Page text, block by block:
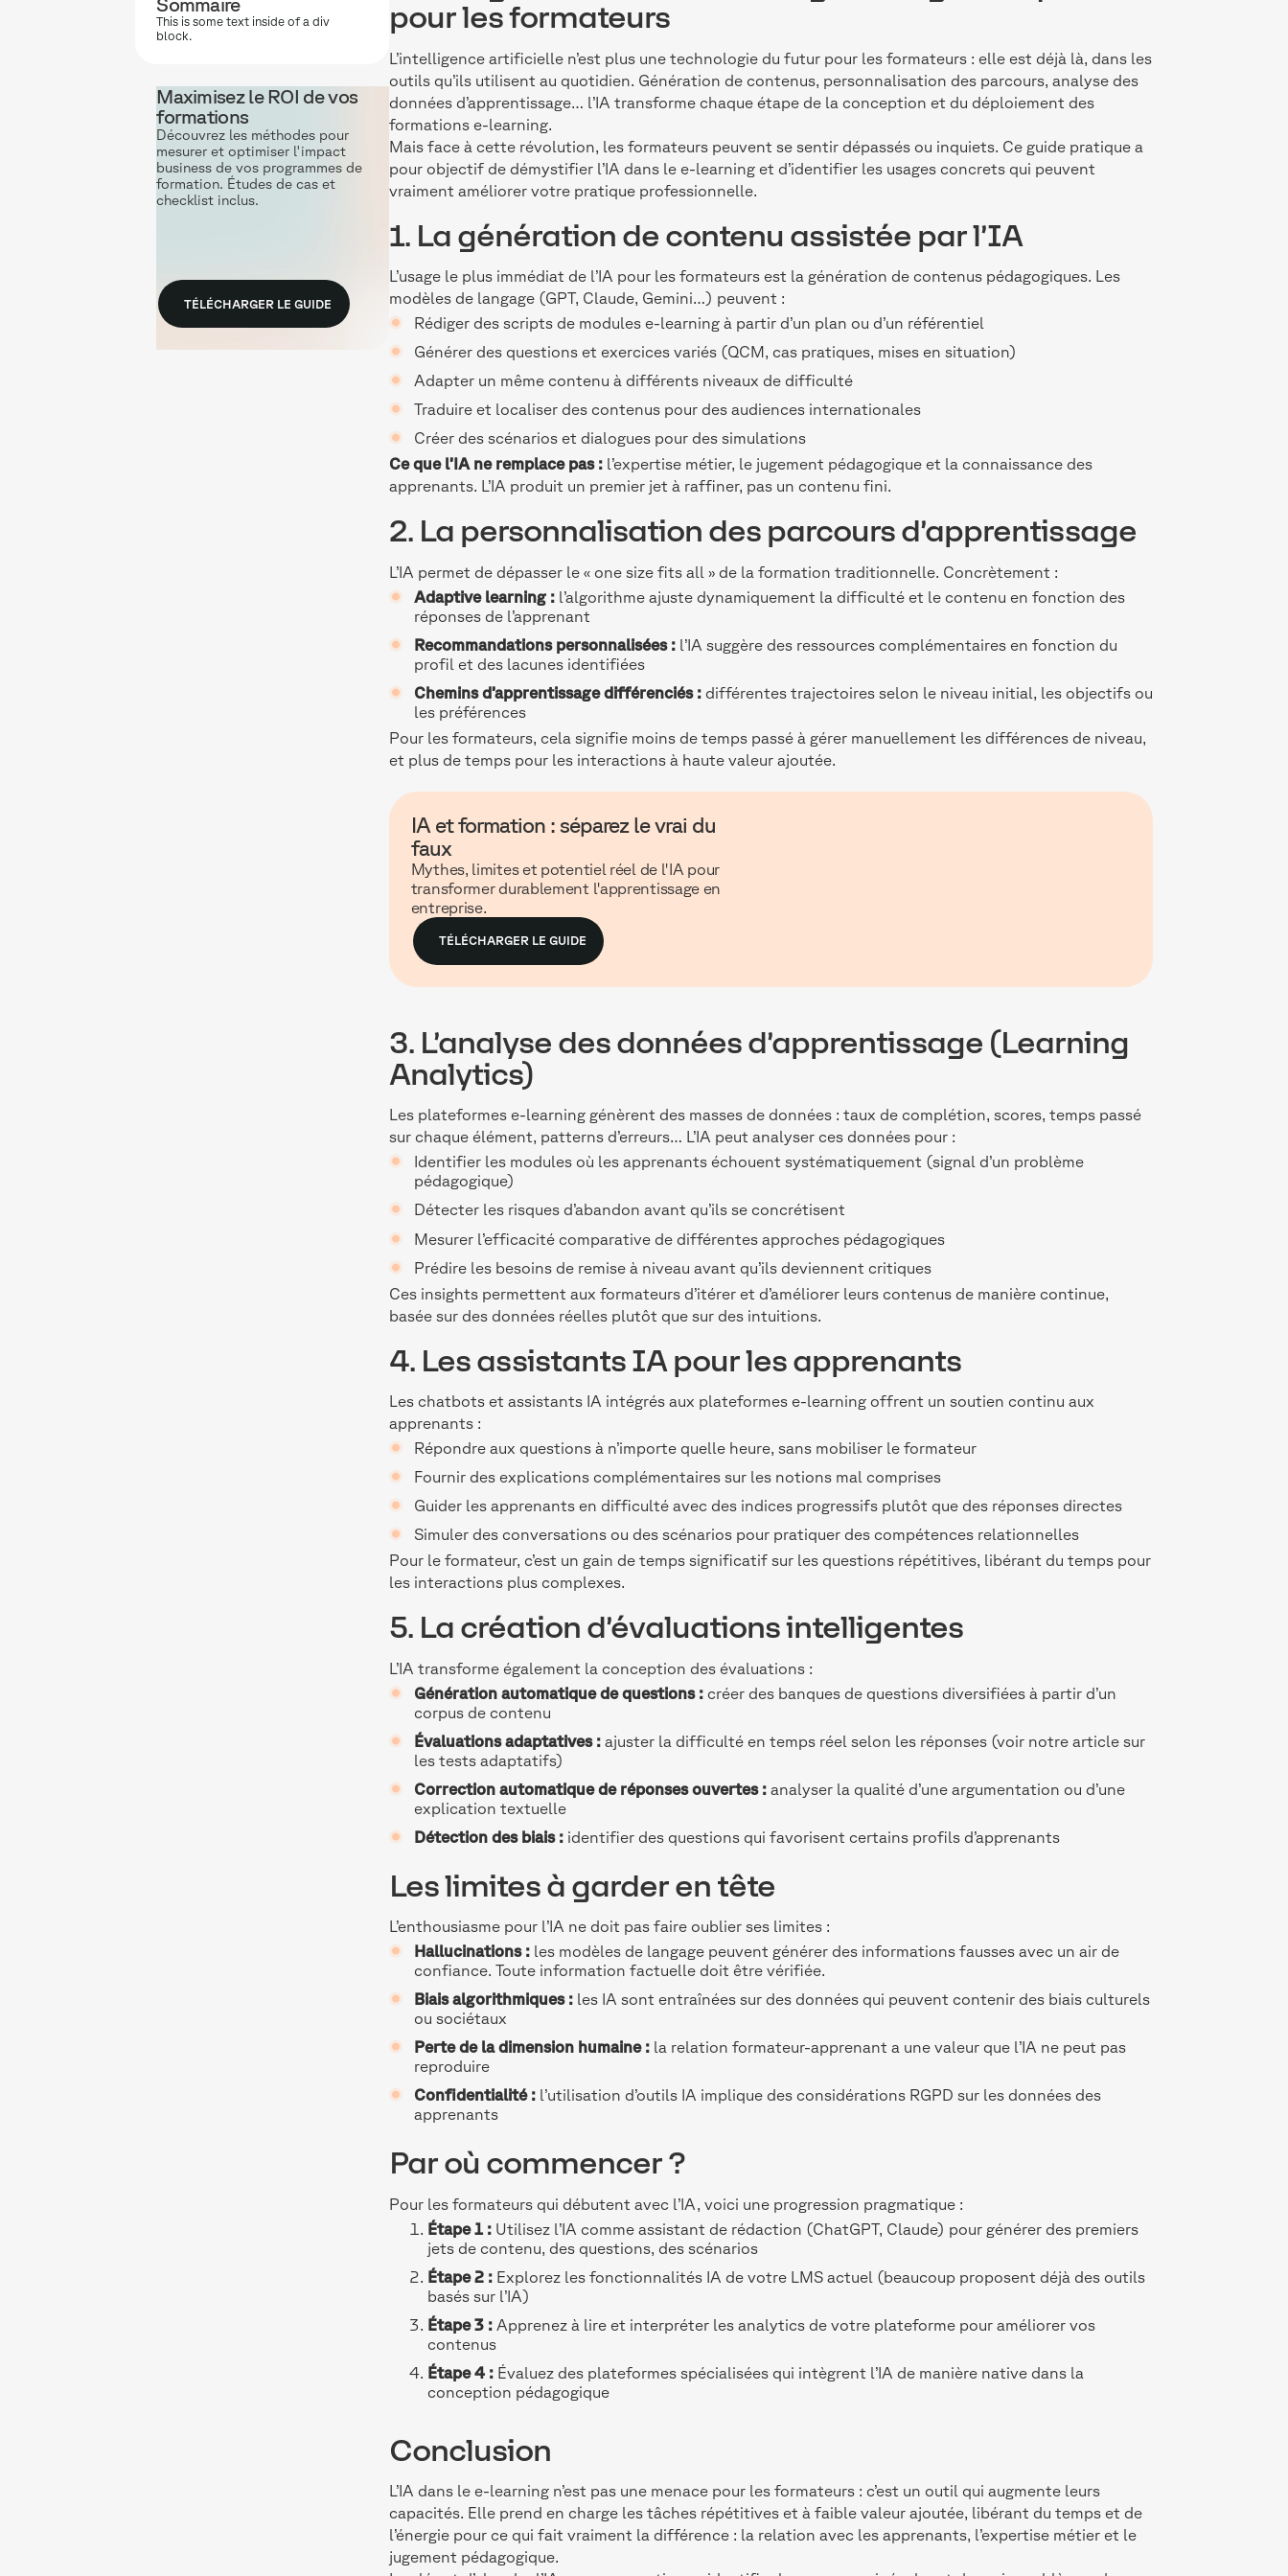
This is some text inside of a div
block.
Maximisez le ROI de vos
formations
Découvrez les méthodes pour
mesurer et optimiser l'impact
business de vos programmes de
formation. Études de cas et
checklist inclus.
TÉLÉCHARGER LE GUIDE
pour les formateurs
L’intelligence artificielle n’est plus une technologie du futur pour les formateurs : elle est déjà là, dans les
outils qu’ils utilisent au quotidien. Génération de contenus, personnalisation des parcours, analyse des
données d’apprentissage… l’IA transforme chaque étape de la conception et du déploiement des
formations e-learning.
Mais face à cette révolution, les formateurs peuvent se sentir dépassés ou inquiets. Ce guide pratique a
pour objectif de démystifier l’IA dans le e-learning et d’identifier les usages concrets qui peuvent
vraiment améliorer votre pratique professionnelle.
1. La génération de contenu assistée par l’IA
L’usage le plus immédiat de l’IA pour les formateurs est la génération de contenus pédagogiques. Les
modèles de langage (GPT, Claude, Gemini…) peuvent :
Rédiger des scripts de modules e-learning à partir d’un plan ou d’un référentiel
Générer des questions et exercices variés (QCM, cas pratiques, mises en situation)
Adapter un même contenu à différents niveaux de difficulté
Traduire et localiser des contenus pour des audiences internationales
Créer des scénarios et dialogues pour des simulations
Ce que l’IA ne remplace pas : l’expertise métier, le jugement pédagogique et la connaissance des
apprenants. L’IA produit un premier jet à raffiner, pas un contenu fini.
2. La personnalisation des parcours d’apprentissage
L’IA permet de dépasser le « one size fits all » de la formation traditionnelle. Concrètement :
Adaptive learning : l’algorithme ajuste dynamiquement la difficulté et le contenu en fonction des
réponses de l’apprenant
Recommandations personnalisées : l’IA suggère des ressources complémentaires en fonction du
profil et des lacunes identifiées
Chemins d’apprentissage différenciés : différentes trajectoires selon le niveau initial, les objectifs ou
les préférences
Pour les formateurs, cela signifie moins de temps passé à gérer manuellement les différences de niveau,
et plus de temps pour les interactions à haute valeur ajoutée.
IA et formation : séparez le vrai du
faux
Mythes, limites et potentiel réel de l'IA pour
transformer durablement l'apprentissage en
entreprise.
TÉLÉCHARGER LE GUIDE
3. L’analyse des données d’apprentissage (Learning
Analytics)
Les plateformes e-learning génèrent des masses de données : taux de complétion, scores, temps passé
sur chaque élément, patterns d’erreurs… L’IA peut analyser ces données pour :
Identifier les modules où les apprenants échouent systématiquement (signal d’un problème
pédagogique)
Détecter les risques d’abandon avant qu’ils se concrétisent
Mesurer l’efficacité comparative de différentes approches pédagogiques
Prédire les besoins de remise à niveau avant qu’ils deviennent critiques
Ces insights permettent aux formateurs d’itérer et d’améliorer leurs contenus de manière continue,
basée sur des données réelles plutôt que sur des intuitions.
4. Les assistants IA pour les apprenants
Les chatbots et assistants IA intégrés aux plateformes e-learning offrent un soutien continu aux
apprenants :
Répondre aux questions à n’importe quelle heure, sans mobiliser le formateur
Fournir des explications complémentaires sur les notions mal comprises
Guider les apprenants en difficulté avec des indices progressifs plutôt que des réponses directes
Simuler des conversations ou des scénarios pour pratiquer des compétences relationnelles
Pour le formateur, c’est un gain de temps significatif sur les questions répétitives, libérant du temps pour
les interactions plus complexes.
5. La création d’évaluations intelligentes
L’IA transforme également la conception des évaluations :
Génération automatique de questions : créer des banques de questions diversifiées à partir d’un
corpus de contenu
Évaluations adaptatives : ajuster la difficulté en temps réel selon les réponses (voir notre article sur
les tests adaptatifs)
Correction automatique de réponses ouvertes : analyser la qualité d’une argumentation ou d’une
explication textuelle
Détection des biais : identifier des questions qui favorisent certains profils d’apprenants
Les limites à garder en tête
L’enthousiasme pour l’IA ne doit pas faire oublier ses limites :
Hallucinations : les modèles de langage peuvent générer des informations fausses avec un air de
confiance. Toute information factuelle doit être vérifiée.
Biais algorithmiques : les IA sont entraînées sur des données qui peuvent contenir des biais culturels
ou sociétaux
Perte de la dimension humaine : la relation formateur-apprenant a une valeur que l’IA ne peut pas
reproduire
Confidentialité : l’utilisation d’outils IA implique des considérations RGPD sur les données des
apprenants
Par où commencer ?
Pour les formateurs qui débutent avec l’IA, voici une progression pragmatique :
Étape 1 : Utilisez l’IA comme assistant de rédaction (ChatGPT, Claude) pour générer des premiers
jets de contenu, des questions, des scénarios
Étape 2 : Explorez les fonctionnalités IA de votre LMS actuel (beaucoup proposent déjà des outils
basés sur l’IA)
Étape 3 : Apprenez à lire et interpréter les analytics de votre plateforme pour améliorer vos
contenus
Étape 4 : Évaluez des plateformes spécialisées qui intègrent l’IA de manière native dans la
conception pédagogique
Conclusion
L’IA dans le e-learning n’est pas une menace pour les formateurs : c’est un outil qui augmente leurs
capacités. Elle prend en charge les tâches répétitives et à faible valeur ajoutée, libérant du temps et de
l’énergie pour ce qui fait vraiment la différence : la relation avec les apprenants, l’expertise métier et le
jugement pédagogique.